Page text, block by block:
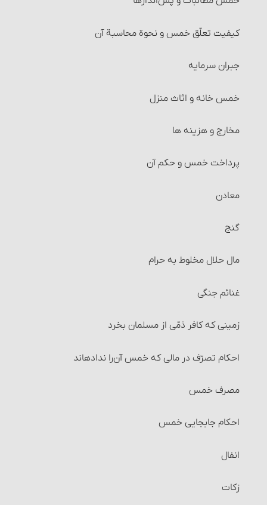
کیفیت تعلّق خمس و نحوة محاسبة آن‏
جبران سرمایه‏
خمس خانه و اثاث منزل‏
مخارج و هزینه‏ ها
پرداخت خمس و حکم آن‏
معادن
گنج
مال حلال مخلوط به حرام‏
غنائم جنگی
زمینی که کافر ذمّی از مسلمان بخرد
احکام تصرّف در مالی که خمس آن‌را نداده‏اند
مصرف خمس
احکام جابجایی خمس
انفال
زکات